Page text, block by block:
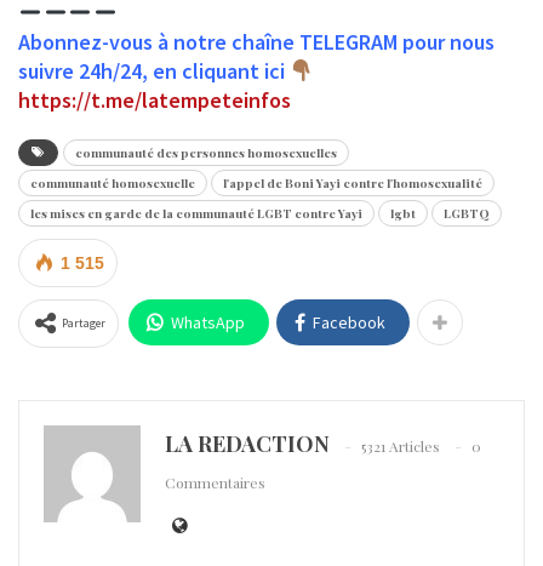
Abonnez-vous à notre chaîne TELEGRAM pour nous
suivre 24h/24, en cliquant ici
https://t.me/latempeteinfos
communauté des personnes homosexuelles
communauté homosexuelle
l'appel de Boni Yayi contre l'homosexualité
les mises en garde de la communauté LGBT contre Yayi
lgbt LGBTQ
1 515
Partager WhatsApp Facebook
LA REDACTION 5321 Articles
0
Commentaires